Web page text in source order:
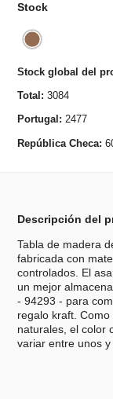
Stock
Stock global del
Total: 3084
Portugal: 2477
República Checa:
Descripción del
Tabla de madera
fabricada con
controlados. El
un mejor
- 94293 - para
regalo kraft.
naturales, el color
variar entre unos